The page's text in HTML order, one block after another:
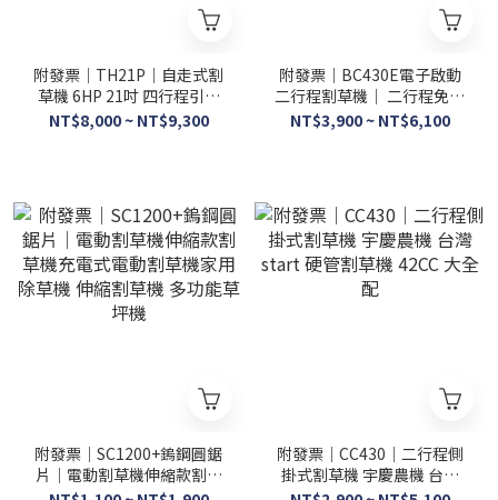
附發票｜TH21P｜自走式割
草機 6HP 21吋 四行程引擎
式割草機
NT$8,000 ~ NT$9,300
附發票｜BC430E電子啟動
二行程割草機｜ 二行程免手
拉 軟管背負式割草機 打草機
NT$3,900 ~ NT$6,100
附發票｜SC1200+鎢鋼圓鋸
片｜電動割草機伸縮款割草
機充電式電動割草機家用除
附發票｜CC430｜二行程側
掛式割草機 宇慶農機 台灣
start 硬管割草機 42CC 大全